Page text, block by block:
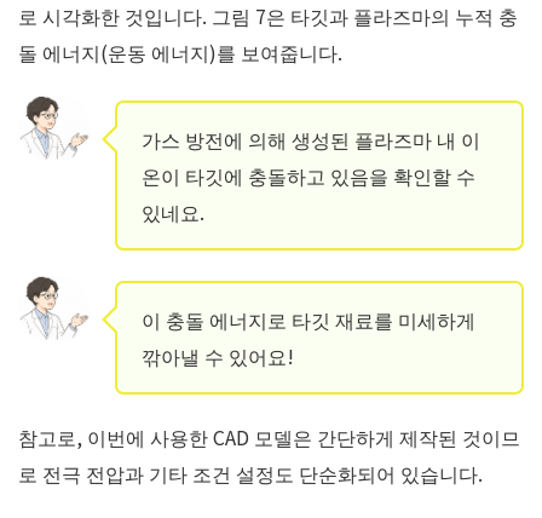
로 시각화한 것입니다. 그림 7은 타깃과 플라즈마의 누적 충
돌 에너지(운동 에너지)를 보여줍니다.
가스 방전에 의해 생성된 플라즈마 내 이
온이 타깃에 충돌하고 있음을 확인할 수
있네요.
이 충돌 에너지로 타깃 재료를 미세하게
깎아낼 수 있어요!
참고로, 이번에 사용한 CAD 모델은 간단하게 제작된 것이므
로 전극 전압과 기타 조건 설정도 단순화되어 있습니다.